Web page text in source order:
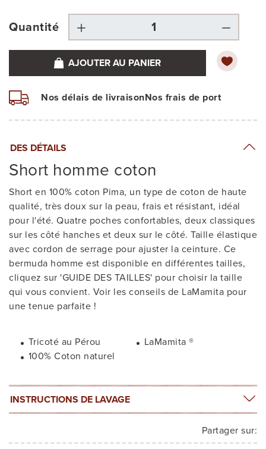
Quantité
AJOUTER AU PANIER
Nos délais de livraisonNos frais de port
DES DÉTAILS
Short homme coton
Short en 100% coton Pima, un type de coton de haute
qualité, très doux sur la peau, frais et résistant, idéal
pour l'été. Quatre poches confortables, deux classiques
sur les côté hanches et deux sur le côté. Taille élastique
avec cordon de serrage pour ajuster la ceinture. Ce
bermuda homme est disponible en différentes tailles,
cliquez sur 'GUIDE DES TAILLES' pour choisir la taille
qui vous convient. Voir les conseils de LaMamita pour
une tenue parfaite !
Tricoté au Pérou
LaMamita ®
100% Coton naturel
INSTRUCTIONS DE LAVAGE
Partager sur: